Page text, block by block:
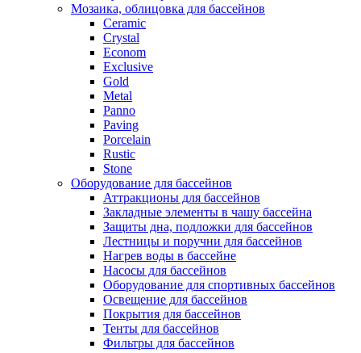
Мозаика, облицовка для бассейнов
Ceramic
Crystal
Econom
Exclusive
Gold
Metal
Panno
Paving
Porcelain
Rustic
Stone
Оборудование для бассейнов
Аттракционы для бассейнов
Закладные элементы в чашу бассейна
Защиты дна, подложки для бассейнов
Лестницы и поручни для бассейнов
Нагрев воды в бассейне
Насосы для бассейнов
Оборудование для спортивных бассейнов
Освещение для бассейнов
Покрытия для бассейнов
Тенты для бассейнов
Фильтры для бассейнов